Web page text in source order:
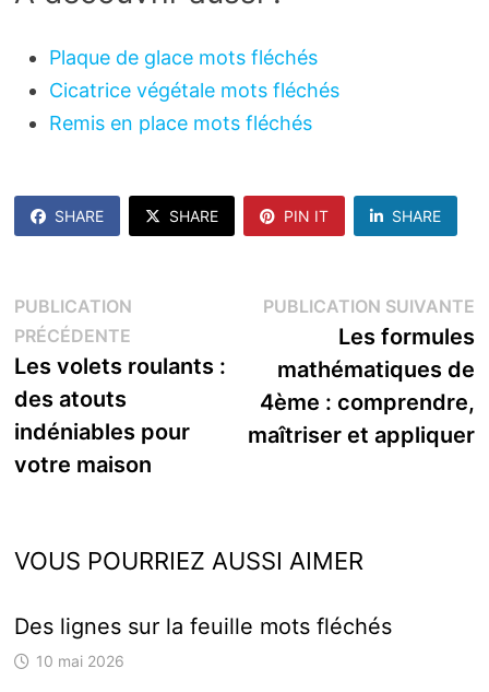
Plaque de glace mots fléchés
Cicatrice végétale mots fléchés
Remis en place mots fléchés
SHARE SHARE PIN IT SHARE
Navigation
de
l’article
PUBLICATION
PRÉCÉDENTEPublication
précédente :
Les volets roulants :
des atouts
indéniables pour
votre maison
PUBLICATION SUIVANTE
Les formules
mathématiques de
4ème : comprendre,
maîtriser et appliquer
VOUS POURRIEZ AUSSI AIMER
Des lignes sur la feuille mots fléchés
10 mai 2026